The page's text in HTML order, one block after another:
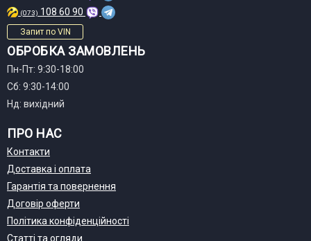
(073) 108 60 90
Запит по VIN
ОБРОБКА ЗАМОВЛЕНЬ
Пн-Пт: 9:30-18:00
Сб: 9:30-14:00
Нд: вихідний
ПРО НАС
Контакти
Доставка і оплата
Гарантія та повернення
Договір оферти
Політика конфіденційності
Статті та огляди